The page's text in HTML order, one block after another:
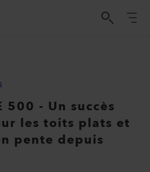
500 - Un succès
les toits plats et
pente depuis